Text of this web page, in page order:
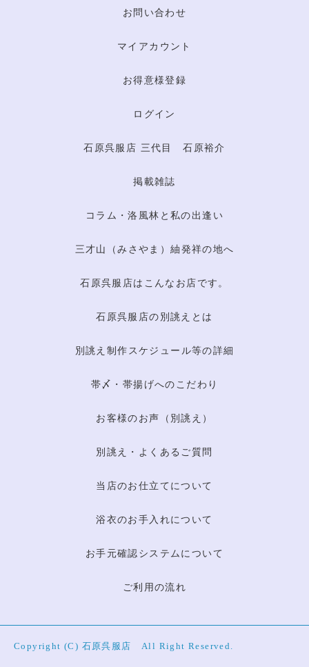
お問い合わせ
マイアカウント
お得意様登録
ログイン
石原呉服店 三代目 石原裕介
掲載雑誌
コラム・洛風林と私の出逢い
三才山（みさやま）紬発祥の地へ
石原呉服店はこんなお店です。
石原呉服店の別誂えとは
別誂え制作スケジュール等の詳細
帯〆・帯揚げへのこだわり
お客様のお声（別誂え）
別誂え・よくあるご質問
当店のお仕立てについて
浴衣のお手入れについて
お手元確認システムについて
ご利用の流れ
Copyright (C) 石原呉服店 All Right Reserved.